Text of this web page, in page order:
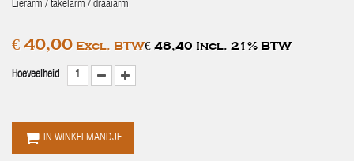
Lierarm / takelarm / draaiarm
€ 40,00 Excl. BTW€ 48,40 Incl. 21% BTW
Hoeveelheid
IN WINKELMANDJE